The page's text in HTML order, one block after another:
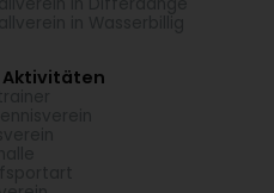
Aktivitäten